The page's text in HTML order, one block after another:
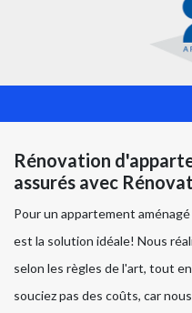
Rénovation
assurés avec
Pour un appartement
est la solution idéale! Nous
selon les règles de l'art, tout
souciez pas des coûts, car